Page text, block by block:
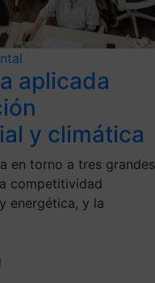
aplicada
y climática
en torno a tres grandes
competitividad
energética, y la